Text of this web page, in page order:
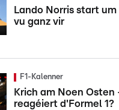
Lando Norris start
vu ganz vir
F1-Kalenner
Krich am Noen Osten
reagéiert d'Formel 1?